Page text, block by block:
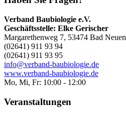
Verband Baubiologie e.V.
Geschäftsstelle: Elke Gerischer
Margarethenweg 7, 53474 Bad
(02641) 911 93 94
(02641) 911 93 95
info@verband-baubiologie.de
www.verband-baubiologie.de
Mo, Mi, Fr: 10:00 - 12:00
Veranstaltungen